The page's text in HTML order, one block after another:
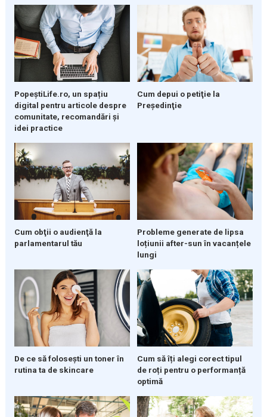
PopeștiLife.ro, un spațiu
digital pentru articole despre
comunitate, recomandări și
idei practice
Cum depui o petiţie la
Preşedinţie
Cum obţii o audienţă la
parlamentarul tău
Probleme generate de lipsa
loțiunii after-sun în vacanțele
lungi
De ce să folosești un toner în
rutina ta de skincare
Cum să îți alegi corect tipul
de roți pentru o performanță
optimă